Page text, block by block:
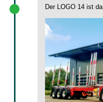
Der LOGO 14 ist da.